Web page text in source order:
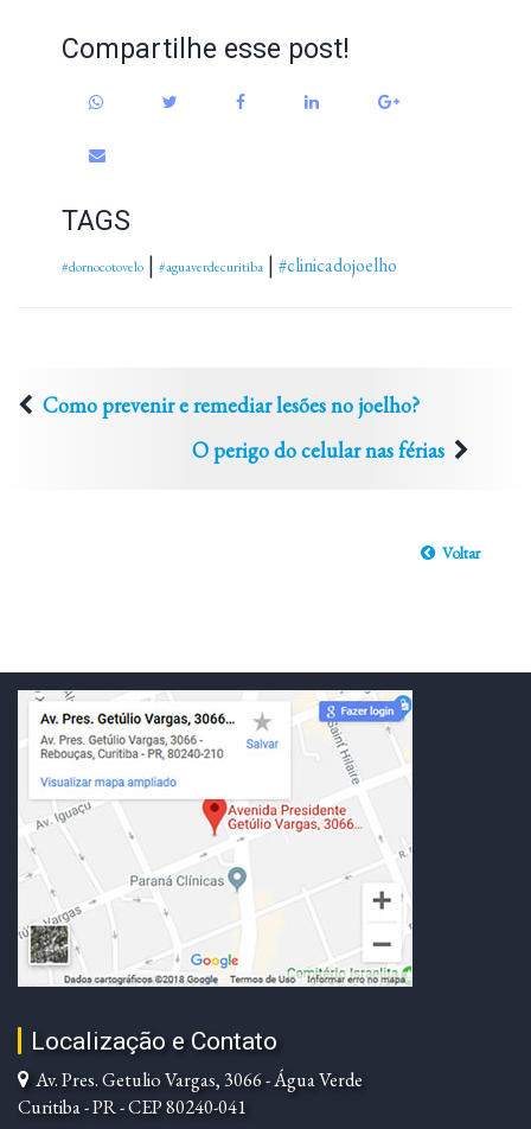
Compartilhe esse post!
TAGS
#dornocotovelo |#aguaverdecuritiba |#clinicadojoelho
Como prevenir e remediar lesões no joelho?
O perigo do celular nas férias
Voltar
Localização e Contato
Av. Pres. Getulio Vargas, 3066 - Água Verde
Curitiba - PR - CEP 80240-041